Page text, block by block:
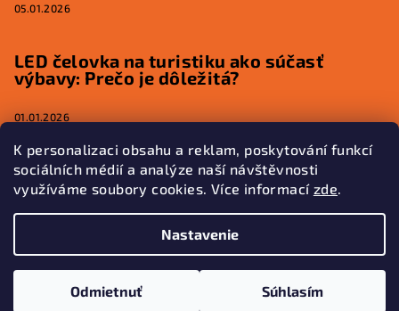
K personalizaci obsahu a reklam, poskytování funkcí
sociálních médií a analýze naší návštěvnosti
využíváme soubory cookies. Více informací zde.
Nastavenie
Odmietnuť Súhlasím
05.01.2026
LED čelovka na turistiku ako súčasť
výbavy: Prečo je dôležitá?
01.01.2026
Kontakt
602 513 216